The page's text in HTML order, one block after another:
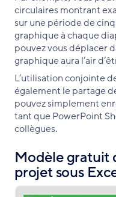
circulaires montrant
sur une période de cinq
graphique à chaque
pouvez vous déplacer
graphique aura l’air
L’utilisation conjointe
également le partage
pouvez simplement
tant que PowerPoint
collègues.
Modèle gratuit
projet sous